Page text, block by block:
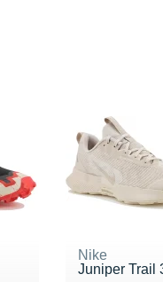
Nike
Juniper Trail